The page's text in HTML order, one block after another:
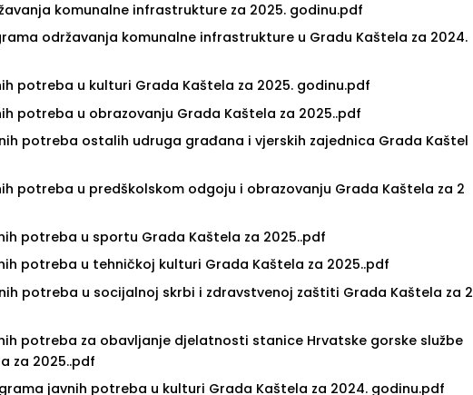
komunalne infrastrukture za 2025. godinu.pdf
održavanja komunalne infrastrukture u Gradu Kaštela za 2024.
potreba u kulturi Grada Kaštela za 2025. godinu.pdf
potreba u obrazovanju Grada Kaštela za 2025..pdf
potreba ostalih udruga građana i vjerskih zajednica Grada Kaštel
potreba u predškolskom odgoju i obrazovanju Grada Kaštela za 2
potreba u sportu Grada Kaštela za 2025..pdf
potreba u tehničkoj kulturi Grada Kaštela za 2025..pdf
potreba u socijalnoj skrbi i zdravstvenoj zaštiti Grada Kaštela za 2
potreba za obavljanje djelatnosti stanice Hrvatske gorske službe
za 2025..pdf
javnih potreba u kulturi Grada Kaštela za 2024. godinu.pdf